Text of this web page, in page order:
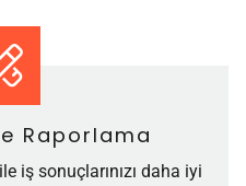
Raporlama
iş sonuçlarınızı daha iyi